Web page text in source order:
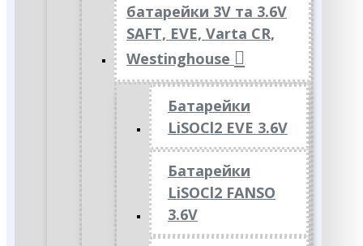
батарейки 3V та 3.6V
SAFT, EVE, Varta CR,
Westinghouse
Батарейки
LiSOCl2 EVE 3.6V
Батарейки
LiSOCl2 FANSO
3.6V